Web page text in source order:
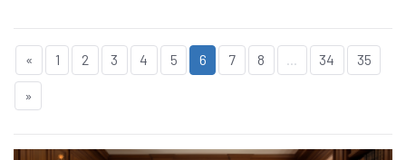
« 1 2 3 4 5 6 7 8 ... 34 35
»